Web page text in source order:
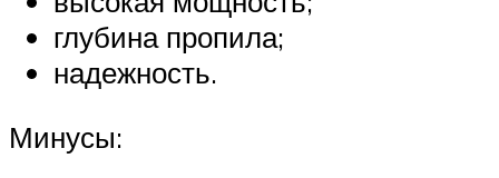
глубина пропила;
надежность.
Минусы: